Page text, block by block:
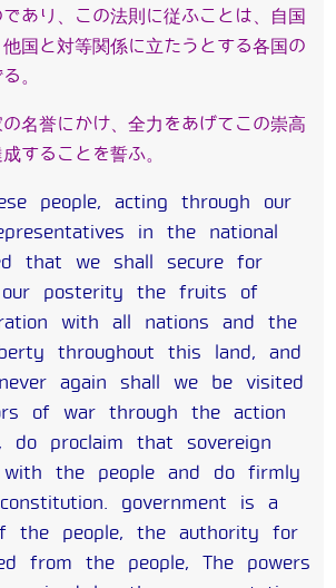
あり、この法則に従ふことは、自国
国と対等関係に立たうとする各国の
。
名誉にかけ、全力をあげてこの崇高
することを誓ふ。
people, acting through our
in the national
that we shall secure for
our posterity the fruits of
with all nations and the
throughout this land, and
again shall we be visited
of war through the action
do proclaim that sovereign
with the people and do firmly
government is a
the people, the authority for
from the people, The powers